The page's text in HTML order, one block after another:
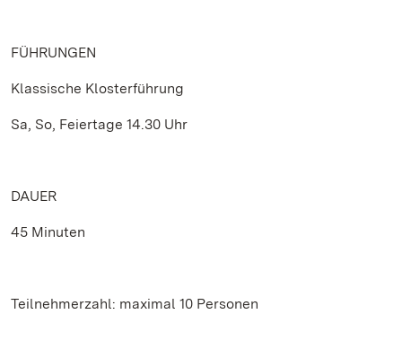
FÜHRUNGEN
Klassische Klosterführung
Sa, So, Feiertage 14.30 Uhr
DAUER
45 Minuten
Teilnehmerzahl: maximal 10 Personen